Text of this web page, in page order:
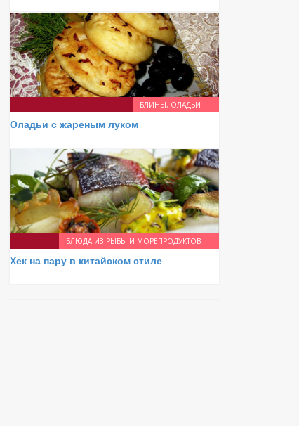
БЛИНЫ, ОЛАДЬИ
Оладьи с жареным луком
БЛЮДА ИЗ РЫБЫ И МОРЕПРОДУКТОВ
Хек на пару в китайском стиле